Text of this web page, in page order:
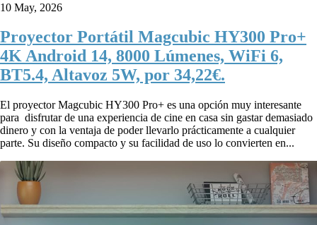
10 May, 2026
Proyector Portátil Magcubic HY300 Pro+
4K Android 14, 8000 Lúmenes, WiFi 6,
BT5.4, Altavoz 5W, por 34,22€.
El proyector Magcubic HY300 Pro+ es una opción muy interesante
para disfrutar de una experiencia de cine en casa sin gastar demasiado
dinero y con la ventaja de poder llevarlo prácticamente a cualquier
parte. Su diseño compacto y su facilidad de uso lo convierten en...